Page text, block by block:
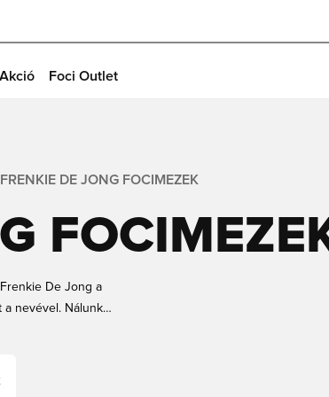
Akció Foci Outlet
FRENKIE DE JONG FOCIMEZEK
De Jong a
nevével. Nálunk
gyerekeknek és